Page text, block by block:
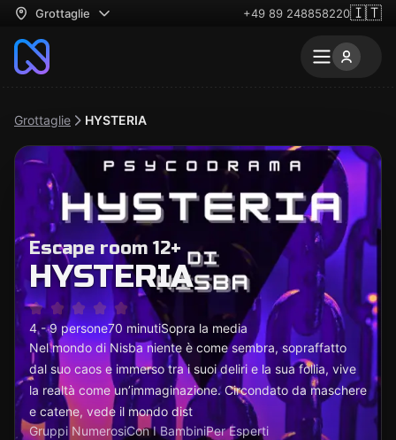
Grottaglie +49 89 248858220🇮🇹
Grottaglie HYSTERIA
Escape room 12+
HYSTERIA
4 - 9 persone70 minutiSopra la media
Nel mondo di Nisba niente è come sembra, sopraffatto
dal suo caos e immerso tra i suoi deliri e la sua follia, vive
la realtà come un’immaginazione. Circondato da maschere
e catene, vede il mondo dist
Gruppi NumerosiCon I BambiniPer Esperti